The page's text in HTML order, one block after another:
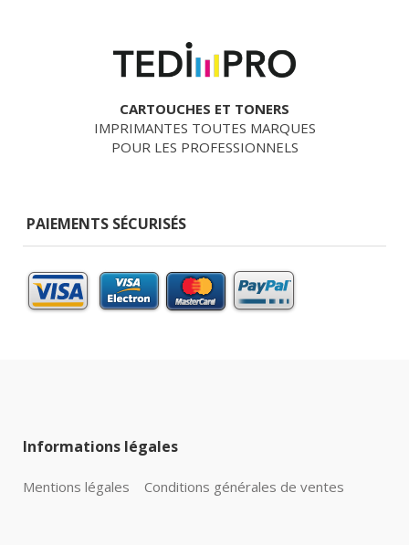
CARTOUCHES ET TONERS
IMPRIMANTES TOUTES MARQUES
POUR LES PROFESSIONNELS
PAIEMENTS SÉCURISÉS
Informations légales
Mentions légales Conditions générales de ventes